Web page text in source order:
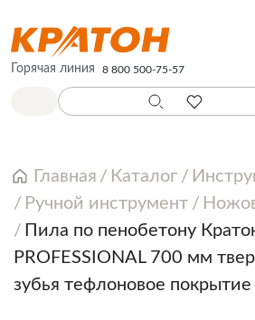
Горячая линия 8 800 500-75-57
Главная Каталог
Ручной инструмент
Пила по пенобетону
PROFESSIONAL 700 мм
зубья тефлоновое покрытие